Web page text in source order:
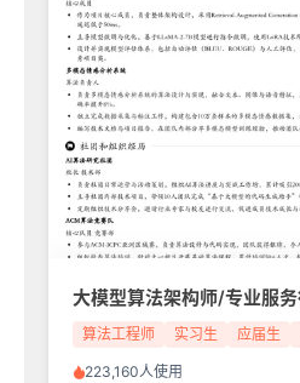
大模型算法架构师/专业服
算法工程师 实习生 应届生
223,160人使用